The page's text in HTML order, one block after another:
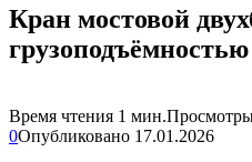
Кран мостовой
Время чтения 1 мин.
0Опубликовано 17.01.2026